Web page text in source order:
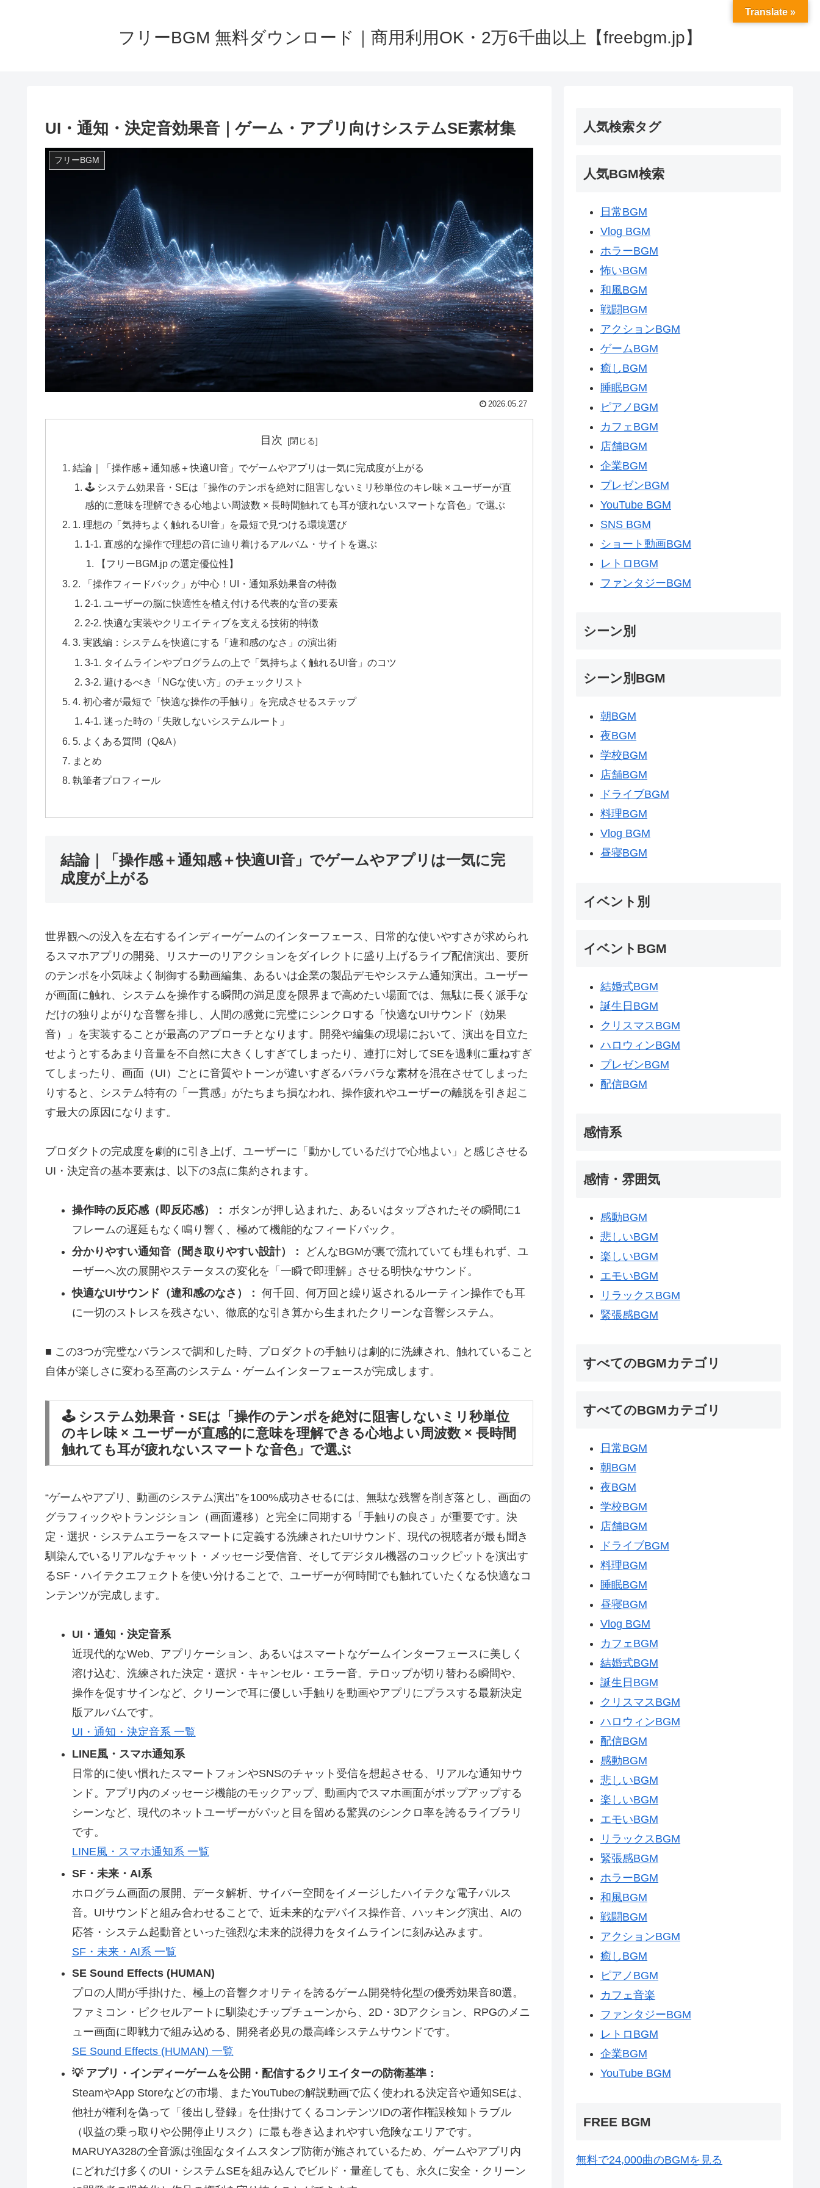
フリーBGM 無料ダウンロード｜商用利用OK・2万6千曲以上【freebgm.jp】
UI・通知・決定音効果音｜ゲーム・アプリ向けシステムSE素材集
フリーBGM
2026.05.27
目次
結論｜「操作感＋通知感＋快適UI音」でゲームやアプリは一気に完成度が上がる
🕹️ システム効果音・SEは「操作のテンポを絶対に阻害しないミリ秒単位のキレ味 × ユーザーが直
感的に意味を理解できる心地よい周波数 × 長時間触れても耳が疲れないスマートな音色」で選ぶ
1. 理想の「気持ちよく触れるUI音」を最短で見つける環境選び
1-1. 直感的な操作で理想の音に辿り着けるアルバム・サイトを選ぶ
【フリーBGM.jp の選定優位性】
2. 「操作フィードバック」が中心！UI・通知系効果音の特徴
2-1. ユーザーの脳に快適性を植え付ける代表的な音の要素
2-2. 快適な実装やクリエイティブを支える技術的特徴
3. 実践編：システムを快適にする「違和感のなさ」の演出術
3-1. タイムラインやプログラムの上で「気持ちよく触れるUI音」のコツ
3-2. 避けるべき「NGな使い方」のチェックリスト
4. 初心者が最短で「快適な操作の手触り」を完成させるステップ
4-1. 迷った時の「失敗しないシステムルート」
5. よくある質問（Q&A）
まとめ
執筆者プロフィール
結論｜「操作感＋通知感＋快適UI音」でゲームやアプリは一気に完
成度が上がる
世界観への没入を左右するインディーゲームのインターフェース、日常的な使いやすさが求められ
るスマホアプリの開発、リスナーのリアクションをダイレクトに盛り上げるライブ配信演出、要所
のテンポを小気味よく制御する動画編集、あるいは企業の製品デモやシステム通知演出。ユーザー
が画面に触れ、システムを操作する瞬間の満足度を限界まで高めたい場面では、無駄に長く派手な
だけの独りよがりな音響を排し、人間の感覚に完璧にシンクロする「快適なUIサウンド（効果
音）」を実装することが最高のアプローチとなります。開発や編集の現場において、演出を目立た
せようとするあまり音量を不自然に大きくしすぎてしまったり、連打に対してSEを過剰に重ねすぎ
てしまったり、画面（UI）ごとに音質やトーンが違いすぎるバラバラな素材を混在させてしまった
りすると、システム特有の「一貫感」がたちまち損なわれ、操作疲れやユーザーの離脱を引き起こ
す最大の原因になります。
プロダクトの完成度を劇的に引き上げ、ユーザーに「動かしているだけで心地よい」と感じさせる
UI・決定音の基本要素は、以下の3点に集約されます。
操作時の反応感（即反応感）：
ボタンが押し込まれた、あるいはタップされたその瞬間に1
フレームの遅延もなく鳴り響く、極めて機能的なフィードバック。
分かりやすい通知音（聞き取りやすい設計）：
どんなBGMが裏で流れていても埋もれず、ユ
ーザーへ次の展開やステータスの変化を「一瞬で即理解」させる明快なサウンド。
快適なUIサウンド（違和感のなさ）： 何千回、何万回と繰り返されるルーティン操作でも耳
に一切のストレスを残さない、徹底的な引き算から生まれたクリーンな音響システム。
■ この3つが完璧なバランスで調和した時、プロダクトの手触りは劇的に洗練され、触れていること
自体が楽しさに変わる至高のシステム・ゲームインターフェースが完成します。
🕹️ システム効果音・SEは「操作のテンポを絶対に阻害しないミリ秒単位
のキレ味 × ユーザーが直感的に意味を理解できる心地よい周波数 × 長時間
触れても耳が疲れないスマートな音色」で選ぶ
“ゲームやアプリ、動画のシステム演出”を100%成功させるには、無駄な残響を削ぎ落とし、画面の
グラフィックやトランジション（画面遷移）と完全に同期する「手触りの良さ」が重要です。決
定・選択・システムエラーをスマートに定義する洗練されたUIサウンド、現代の視聴者が最も聞き
馴染んでいるリアルなチャット・メッセージ受信音、そしてデジタル機器のコックピットを演出す
るSF・ハイテクエフェクトを使い分けることで、ユーザーが何時間でも触れていたくなる快適なコ
ンテンツが完成します。
UI・通知・決定音系
近現代的なWeb、アプリケーション、あるいはスマートなゲームインターフェースに美しく
溶け込む、洗練された決定・選択・キャンセル・エラー音。テロップが切り替わる瞬間や、
操作を促すサインなど、クリーンで耳に優しい手触りを動画やアプリにプラスする最新決定
版アルバムです。
UI・通知・決定音系 一覧
LINE風・スマホ通知系
日常的に使い慣れたスマートフォンやSNSのチャット受信を想起させる、リアルな通知サウ
ンド。アプリ内のメッセージ機能のモックアップ、動画内でスマホ画面がポップアップする
シーンなど、現代のネットユーザーがパッと目を留める驚異のシンクロ率を誇るライブラリ
です。
LINE風・スマホ通知系 一覧
SF・未来・AI系
ホログラム画面の展開、データ解析、サイバー空間をイメージしたハイテクな電子パルス
音。UIサウンドと組み合わせることで、近未来的なデバイス操作音、ハッキング演出、AIの
応答・システム起動音といった強烈な未来的説得力をタイムラインに刻み込みます。
SF・未来・AI系 一覧
SE Sound Effects (HUMAN)
プロの人間が手掛けた、極上の音響クオリティを誇るゲーム開発特化型の優秀効果音80選。
ファミコン・ピクセルアートに馴染むチップチューンから、2D・3Dアクション、RPGのメニ
ュー画面に即戦力で組み込める、開発者必見の最高峰システムサウンドです。
SE Sound Effects (HUMAN) 一覧
💡 アプリ・インディーゲームを公開・配信するクリエイターの防衛基準：
SteamやApp Storeなどの市場、またYouTubeの解説動画で広く使われる決定音や通知SEは、
他社が権利を偽って「後出し登録」を仕掛けてくるコンテンツIDの著作権誤検知トラブル
（収益の乗っ取りや公開停止リスク）に最も巻き込まれやすい危険なエリアです。
MARUYA328の全音源は強固なタイムスタンプ防衛が施されているため、ゲームやアプリ内
にどれだけ多くのUI・システムSEを組み込んでビルド・量産しても、永久に安全・クリーン
人気検索タグ
人気BGM検索
日常BGM
Vlog BGM
ホラーBGM
怖いBGM
和風BGM
戦闘BGM
アクションBGM
ゲームBGM
癒しBGM
睡眠BGM
ピアノBGM
カフェBGM
店舗BGM
企業BGM
プレゼンBGM
YouTube BGM
SNS BGM
ショート動画BGM
レトロBGM
ファンタジーBGM
シーン別
シーン別BGM
朝BGM
夜BGM
学校BGM
店舗BGM
ドライブBGM
料理BGM
Vlog BGM
昼寝BGM
イベント別
イベントBGM
結婚式BGM
誕生日BGM
クリスマスBGM
ハロウィンBGM
プレゼンBGM
配信BGM
感情系
感情・雰囲気
感動BGM
悲しいBGM
楽しいBGM
エモいBGM
リラックスBGM
緊張感BGM
すべてのBGMカテゴリ
すべてのBGMカテゴリ
日常BGM
朝BGM
夜BGM
学校BGM
店舗BGM
ドライブBGM
料理BGM
睡眠BGM
昼寝BGM
Vlog BGM
カフェBGM
結婚式BGM
誕生日BGM
クリスマスBGM
ハロウィンBGM
配信BGM
感動BGM
悲しいBGM
楽しいBGM
エモいBGM
リラックスBGM
緊張感BGM
ホラーBGM
和風BGM
戦闘BGM
アクションBGM
癒しBGM
ピアノBGM
カフェ音楽
ファンタジーBGM
レトロBGM
企業BGM
YouTube BGM
FREE BGM
無料で24,000曲のBGMを見る
Translate »